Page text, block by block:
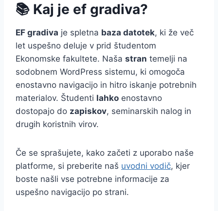
📚 Kaj je ef gradiva?
EF gradiva je spletna baza datotek, ki že več
let uspešno deluje v prid študentom
Ekonomske fakultete. Naša stran temelji na
sodobnem WordPress sistemu, ki omogoča
enostavno navigacijo in hitro iskanje potrebnih
materialov. Študenti lahko enostavno
dostopajo do zapiskov, seminarskih nalog in
drugih koristnih virov.
Če se sprašujete, kako začeti z uporabo naše
platforme, si preberite naš uvodni vodič, kjer
boste našli vse potrebne informacije za
uspešno navigacijo po strani.